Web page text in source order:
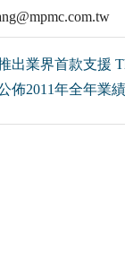
出業界首款支援
佈2011年全年業績